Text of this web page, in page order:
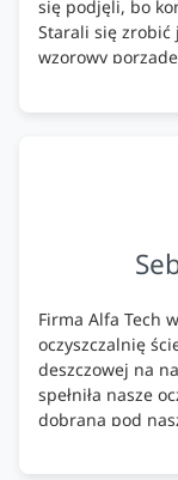
się podjęli, bo
Starali się zrobić
wzorowy
kosztów.
pomontażowa
Firma Alfa Tech
oczyszczalnię
deszczowej na
spełniła nasze
dobrana pod
wykonany